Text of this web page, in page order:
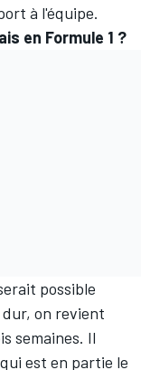
à l'équipe.
en Formule 1 ?
possible
on revient
semaines. Il
est en partie le